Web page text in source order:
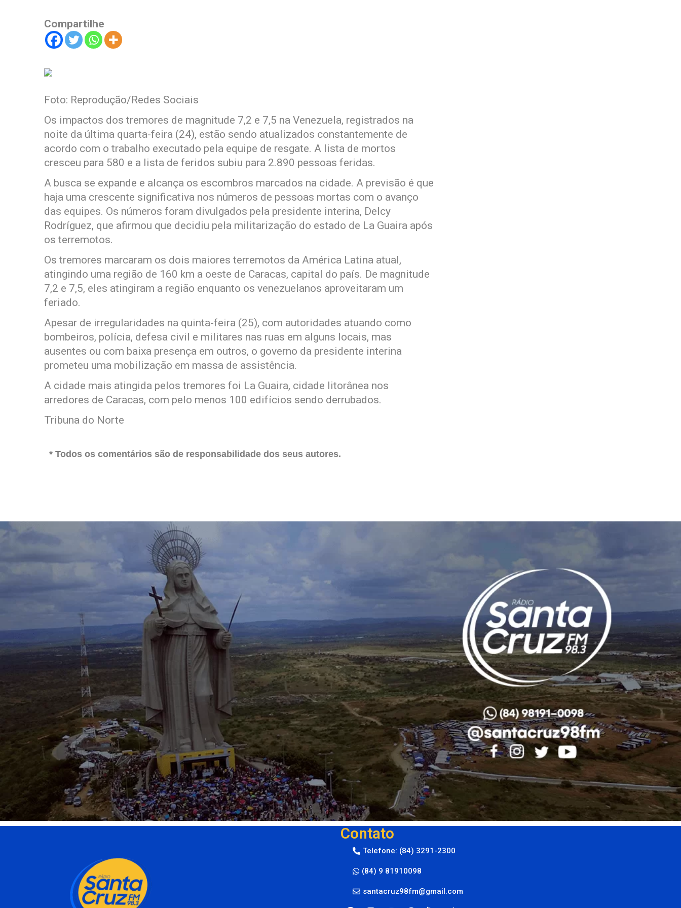
Compartilhe
Foto: Reprodução/Redes Sociais
Os impactos dos tremores de magnitude 7,2 e 7,5 na Venezuela, registrados na
noite da última quarta-feira (24), estão sendo atualizados constantemente de
acordo com o trabalho executado pela equipe de resgate. A lista de mortos
cresceu para 580 e a lista de feridos subiu para 2.890 pessoas feridas.
A busca se expande e alcança os escombros marcados na cidade. A previsão é que
haja uma crescente significativa nos números de pessoas mortas com o avanço
das equipes. Os números foram divulgados pela presidente interina, Delcy
Rodríguez, que afirmou que decidiu pela militarização do estado de La Guaira após
os terremotos.
Os tremores marcaram os dois maiores terremotos da América Latina atual,
atingindo uma região de 160 km a oeste de Caracas, capital do país. De magnitude
7,2 e 7,5, eles atingiram a região enquanto os venezuelanos aproveitaram um
feriado.
Apesar de irregularidades na quinta-feira (25), com autoridades atuando como
bombeiros, polícia, defesa civil e militares nas ruas em alguns locais, mas
ausentes ou com baixa presença em outros, o governo da presidente interina
prometeu uma mobilização em massa de assistência.
A cidade mais atingida pelos tremores foi La Guaira, cidade litorânea nos
arredores de Caracas, com pelo menos 100 edifícios sendo derrubados.
Tribuna do Norte
* Todos os comentários são de responsabilidade dos seus autores.
Contato
Telefone: (84) 3291-2300
(84) 9 81910098
santacruz98fm@gmail.com